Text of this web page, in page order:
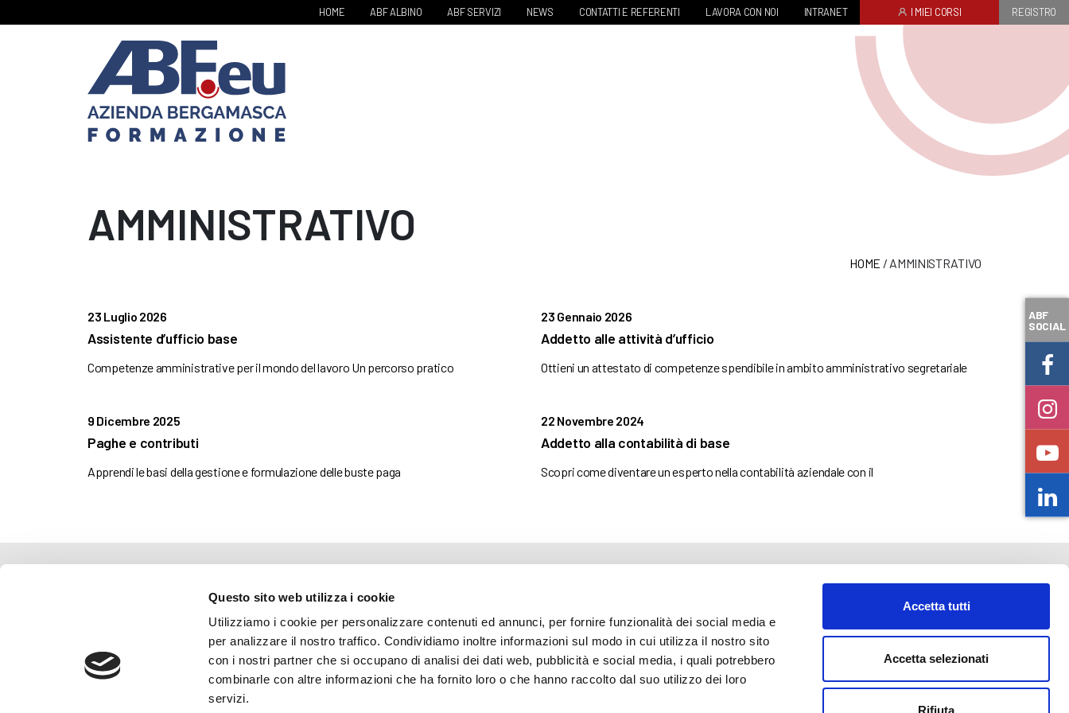
Questo sito web utilizza i cookie
Utilizziamo i cookie per personalizzare contenuti ed annunci, per fornire funzionalità dei social media e
per analizzare il nostro traffico. Condividiamo inoltre informazioni sul modo in cui utilizza il nostro sito
con i nostri partner che si occupano di analisi dei dati web, pubblicità e social media, i quali potrebbero
combinarle con altre informazioni che ha fornito loro o che hanno raccolto dal suo utilizzo dei loro
servizi.
Accetta tutti
Accetta selezionati
Rifiuta
HOME ABF ALBINO ABF SERVIZI NEWS CONTATTI E REFERENTI LAVORA CON NOI INTRANET I MIEI CORSI REGISTRO
AMMINISTRATIVO
HOME / AMMINISTRATIVO
23 Luglio 2026
Assistente d’ufficio base
Competenze amministrative per il mondo del lavoro Un percorso pratico
23 Gennaio 2026
Addetto alle attività d’ufficio
Ottieni un attestato di competenze spendibile in ambito amministrativo segretariale
9 Dicembre 2025
Paghe e contributi
Apprendi le basi della gestione e formulazione delle buste paga
22 Novembre 2024
Addetto alla contabilità di base
Scopri come diventare un esperto nella contabilità aziendale con il
ABF Azienda Bergamasca Formazione
C.F. e P. IVA 03240540165 - Tel. (035) 3693711 - via Monte Gleno, 2 - I - 24125 Bergamo (BG) - Email: info@abf.eu
Privacy-Cookie policy
ABF
SOCIAL